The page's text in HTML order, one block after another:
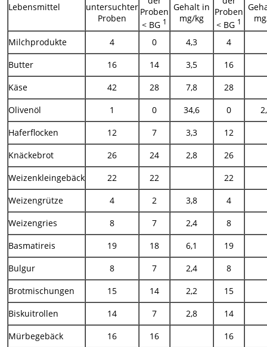
Lebensmittel
untersuchter
Proben
Proben
< BG 1
Gehalt in
mg/kg
Proben
< BG 1
Milchprodukte 4 0 4,3
4
Butter
16 14 3,5
16
Käse
42 28 7,8
28
Olivenöl
1 0 34,6 0
Haferflocken
12 7 3,3
12
Knäckebrot
26 24 2,8
26
Weizenkleingebäck
22 22
22
Weizengrütze
4 2 3,8
4
Weizengries
8 7 2,4
8
Basmatireis
19 18 6,1
19
Bulgur
8 7 2,4
8
Brotmischungen
15 14 2,2
15
Biskuitrollen
14 7 2,8
14
Mürbegebäck
16 16
16